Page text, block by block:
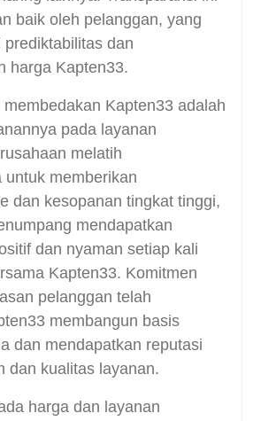
baik oleh pelanggan, yang
prediktabilitas dan
harga Kapten33.
Kapten33 adalah
pada layanan
melatih
untuk memberikan
dan kesopanan tingkat tinggi,
mendapatkan
dan nyaman setiap kali
Kapten33. Komitmen
pelanggan telah
membangun basis
dan mendapatkan reputasi
dan kualitas layanan.
harga dan layanan